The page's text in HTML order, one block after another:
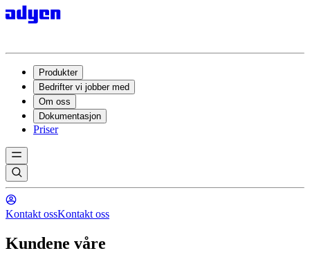
Produkter
Bedrifter vi jobber med
Om oss
Dokumentasjon
Priser
Kontakt ossKontakt oss
Kundene våre